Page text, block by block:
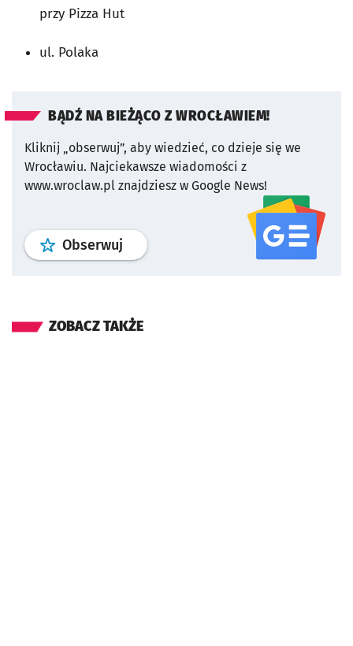
przy Pizza Hut
ul. Polaka
BĄDŹ NA BIEŻĄCO Z WROCŁAWIEM!
Kliknij „obserwuj”, aby wiedzieć, co dzieje się we
Wrocławiu. Najciekawsze wiadomości z
www.wroclaw.pl znajdziesz w Google News!
Obserwuj profil serwisu
ZOBACZ TAKŻE